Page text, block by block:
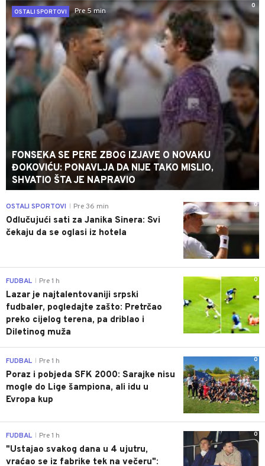
0
OSTALI SPORTOVI
Pre 5 min
FONSEKA SE PERE ZBOG IZJAVE O NOVAKU
ĐOKOVIĆU: PONAVLJA DA NIJE TAKO MISLIO,
SHVATIO ŠTA JE NAPRAVIO
0
OSTALI SPORTOVI Pre 36 min
Odlučujući sati za Janika Sinera: Svi
čekaju da se oglasi iz hotela
0
FUDBAL Pre 1 h
Lazar je najtalentovaniji srpski
fudbaler, pogledajte zašto: Pretrčao
preko cijelog terena, pa driblao i
Diletinog muža
0
FUDBAL Pre 1 h
Poraz i pobjeda SFK 2000: Sarajke nisu
mogle do Lige šampiona, ali idu u
Evropa kup
0
FUDBAL Pre 1 h
"Ustajao svakog dana u 4 ujutru,
vraćao se iz fabrike tek na večeru":